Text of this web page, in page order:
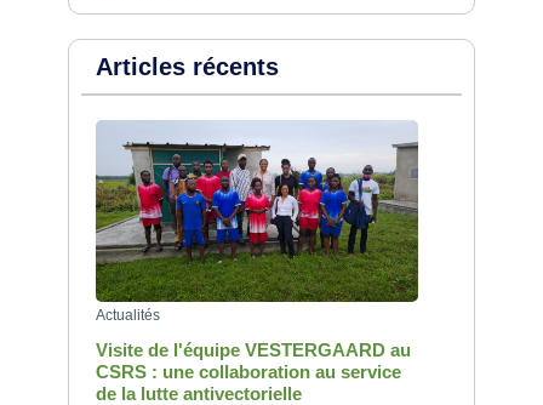
Articles récents
Actualités
Visite de l'équipe VESTERGAARD au
CSRS : une collaboration au service
de la lutte antivectorielle